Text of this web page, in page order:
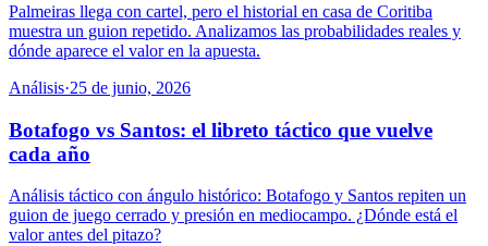
Palmeiras llega con cartel, pero el historial en casa de Coritiba
muestra un guion repetido. Analizamos las probabilidades reales y
dónde aparece el valor en la apuesta.
Análisis·25 de junio, 2026
Botafogo vs Santos: el libreto táctico que vuelve
cada año
Análisis táctico con ángulo histórico: Botafogo y Santos repiten un
guion de juego cerrado y presión en mediocampo. ¿Dónde está el
valor antes del pitazo?